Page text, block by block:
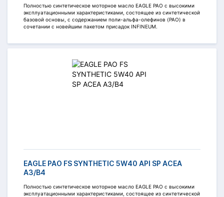
Полностью синтетическое моторное масло EAGLE PAO c высокими
эксплуатационными характеристиками, состоящее из синтетической
базовой основы, с содержанием поли-альфа-олефинов (PAO) в
сочетании с новейшим пакетом присадок INFINEUM.
EAGLE PAO FS SYNTHETIC 5W40 API SP ACEA
A3/B4
Полностью синтетическое моторное масло EAGLE PAO c высокими
эксплуатационными характеристиками, состоящее из синтетической